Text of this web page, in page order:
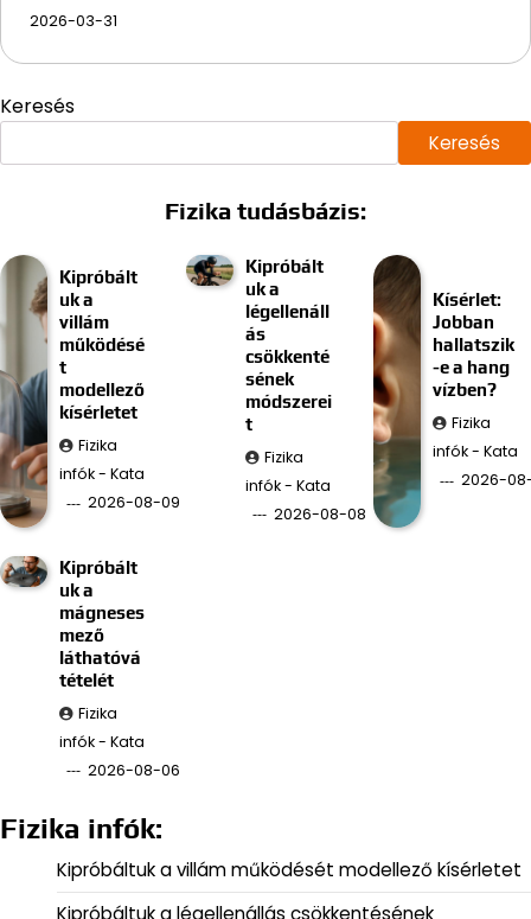
2026-03-31
Keresés
Keresés
Fizika tudásbázis:
Kipróbált
uk a
villám
működésé
t
modellező
kísérletet
Fizika
infók - Kata
2026-08-09
Kipróbált
uk a
légellenáll
ás
csökkenté
sének
módszerei
t
Fizika
infók - Kata
2026-08-08
Kísérlet:
Jobban
hallatszik
-e a hang
vízben?
Fizika
infók - Kata
2026-
Kipróbált
uk a
mágneses
mező
láthatóvá
tételét
Fizika
infók - Kata
2026-08-06
Fizika infók:
Kipróbáltuk a villám működését modellező kísérletet
Kipróbáltuk a légellenállás csökkentésének